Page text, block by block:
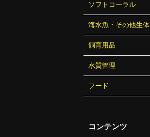
ソフトコーラル
海水魚・その他生体
飼育用品
水質管理
フード
コンテンツ